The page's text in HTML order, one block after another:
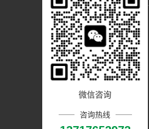
微信咨询
咨询热线